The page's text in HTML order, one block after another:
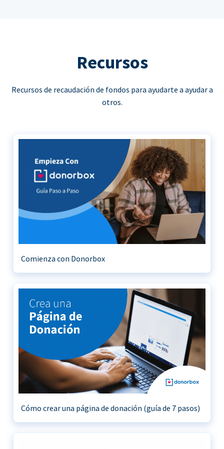
Recursos
Recursos de recaudación de fondos para ayudarte a ayudar a
otros.
Comienza con Donorbox
Cómo crear una página de donación (guía de 7 pasos)